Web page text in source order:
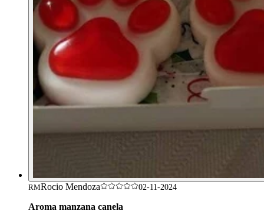
RMRocio Mendoza 02-11-2024
Aroma manzana canela